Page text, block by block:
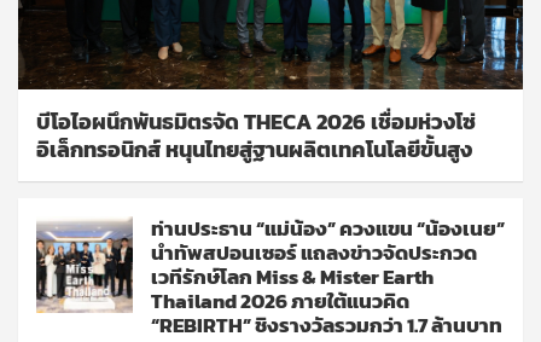
บีโอไอผนึกพันธมิตรจัด THECA 2026 เชื่อมห่วงโซ่
อิเล็กทรอนิกส์ หนุนไทยสู่ฐานผลิตเทคโนโลยีขั้นสูง
ท่านประธาน “แม่น้อง” ควงแขน “น้องเนย”
นำทัพสปอนเซอร์ แถลงข่าวจัดประกวด
เวทีรักษ์โลก Miss & Mister Earth
Thailand 2026 ภายใต้แนวคิด
“REBIRTH” ชิงรางวัลรวมกว่า 1.7 ล้านบาท